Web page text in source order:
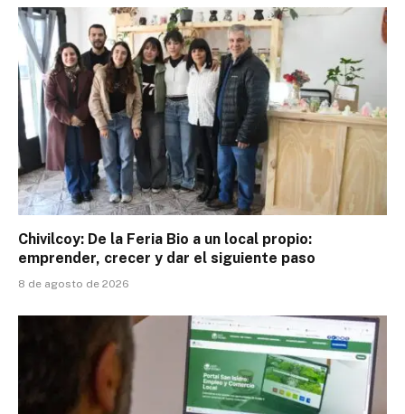
Chivilcoy: De la Feria Bio a un local propio:
emprender, crecer y dar el siguiente paso
8 de agosto de 2026